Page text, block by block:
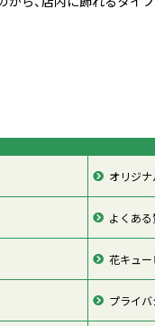
オリジ
よくあ
花キュ
プライ